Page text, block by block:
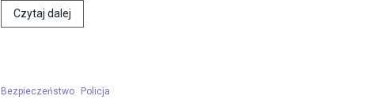
Czytaj dalej
Bezpieczeństwo Policja